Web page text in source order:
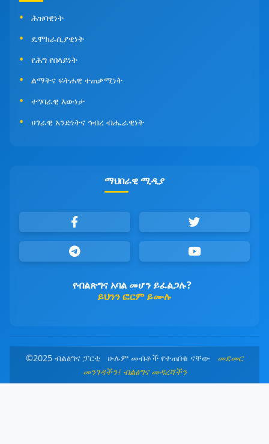
ሕዝባዊነት
ዴሞክራሲያዊነት
የሕግ የበላይነት
ልማትና ፍትሐዊ ተጠቃሚነት
ተግባራዊ እውነታ
ሀገራዊ አንድነትና ኅብረ ብሔራዊነት
ማህበራዊ ሚዲያ
የብልጽግና አባል መሆን ይፈልጋሉ?
ይህንን ፎርም ይሙሉ
©2025 ብልፅግና ፓርቲ ሁሉም መብቶች የተጠበቁ ናቸው መደመር
መንገዳችን፤ ብልፅግና መዳረሻችን